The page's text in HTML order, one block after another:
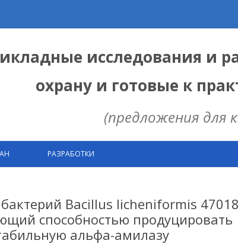
исследования и
охрану и готовые к
(предложения для
РАЗРАБОТКИ
БИОКОЛЛЕКЦИИ
ДОМЕСТИКАЦИОННАЯ МОДЕЛЬ
Bacillus licheniformis
способностью продуцировать
альфа-амилазу